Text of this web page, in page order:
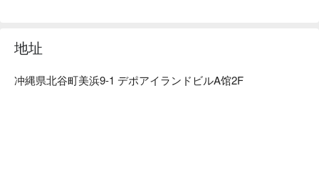
地址
冲縄県北谷町美浜9-1 デポアイランドビルA馆2F